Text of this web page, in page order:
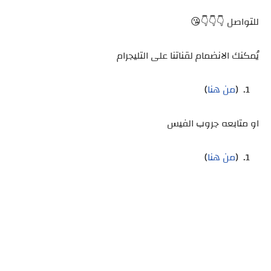
للتواصل 👇👇👇😘
يُمكنك الانضمام لقناتنا على التليجرام
(من هنا)
او متابعه جروب الفيس
(من هنا)